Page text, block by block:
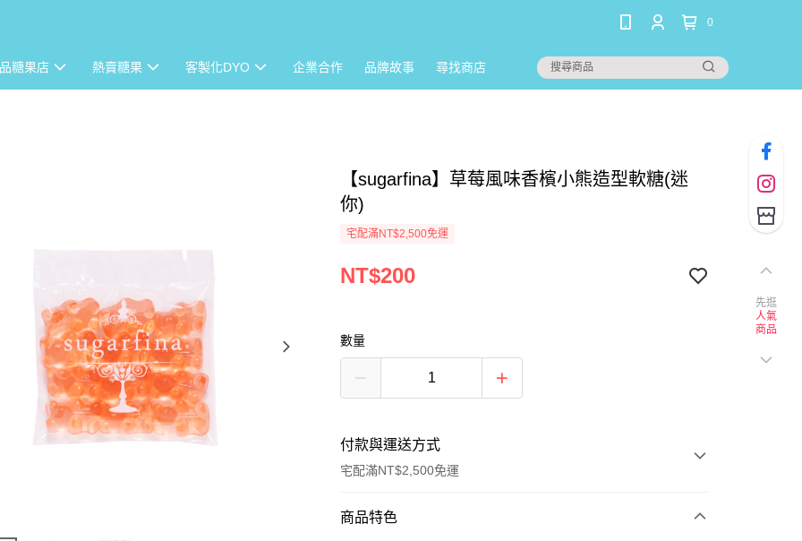
0
糖果店 熱賣糖果 客製化DYO 企業合作 品牌故事 尋找商店
【sugarfina】草莓風味香檳小熊造型軟糖(迷
你)
宅配滿NT$2,500免運
NT$200
數量
付款與運送方式
宅配滿NT$2,500免運
付款方式
商品特色
先逛
人氣
商品